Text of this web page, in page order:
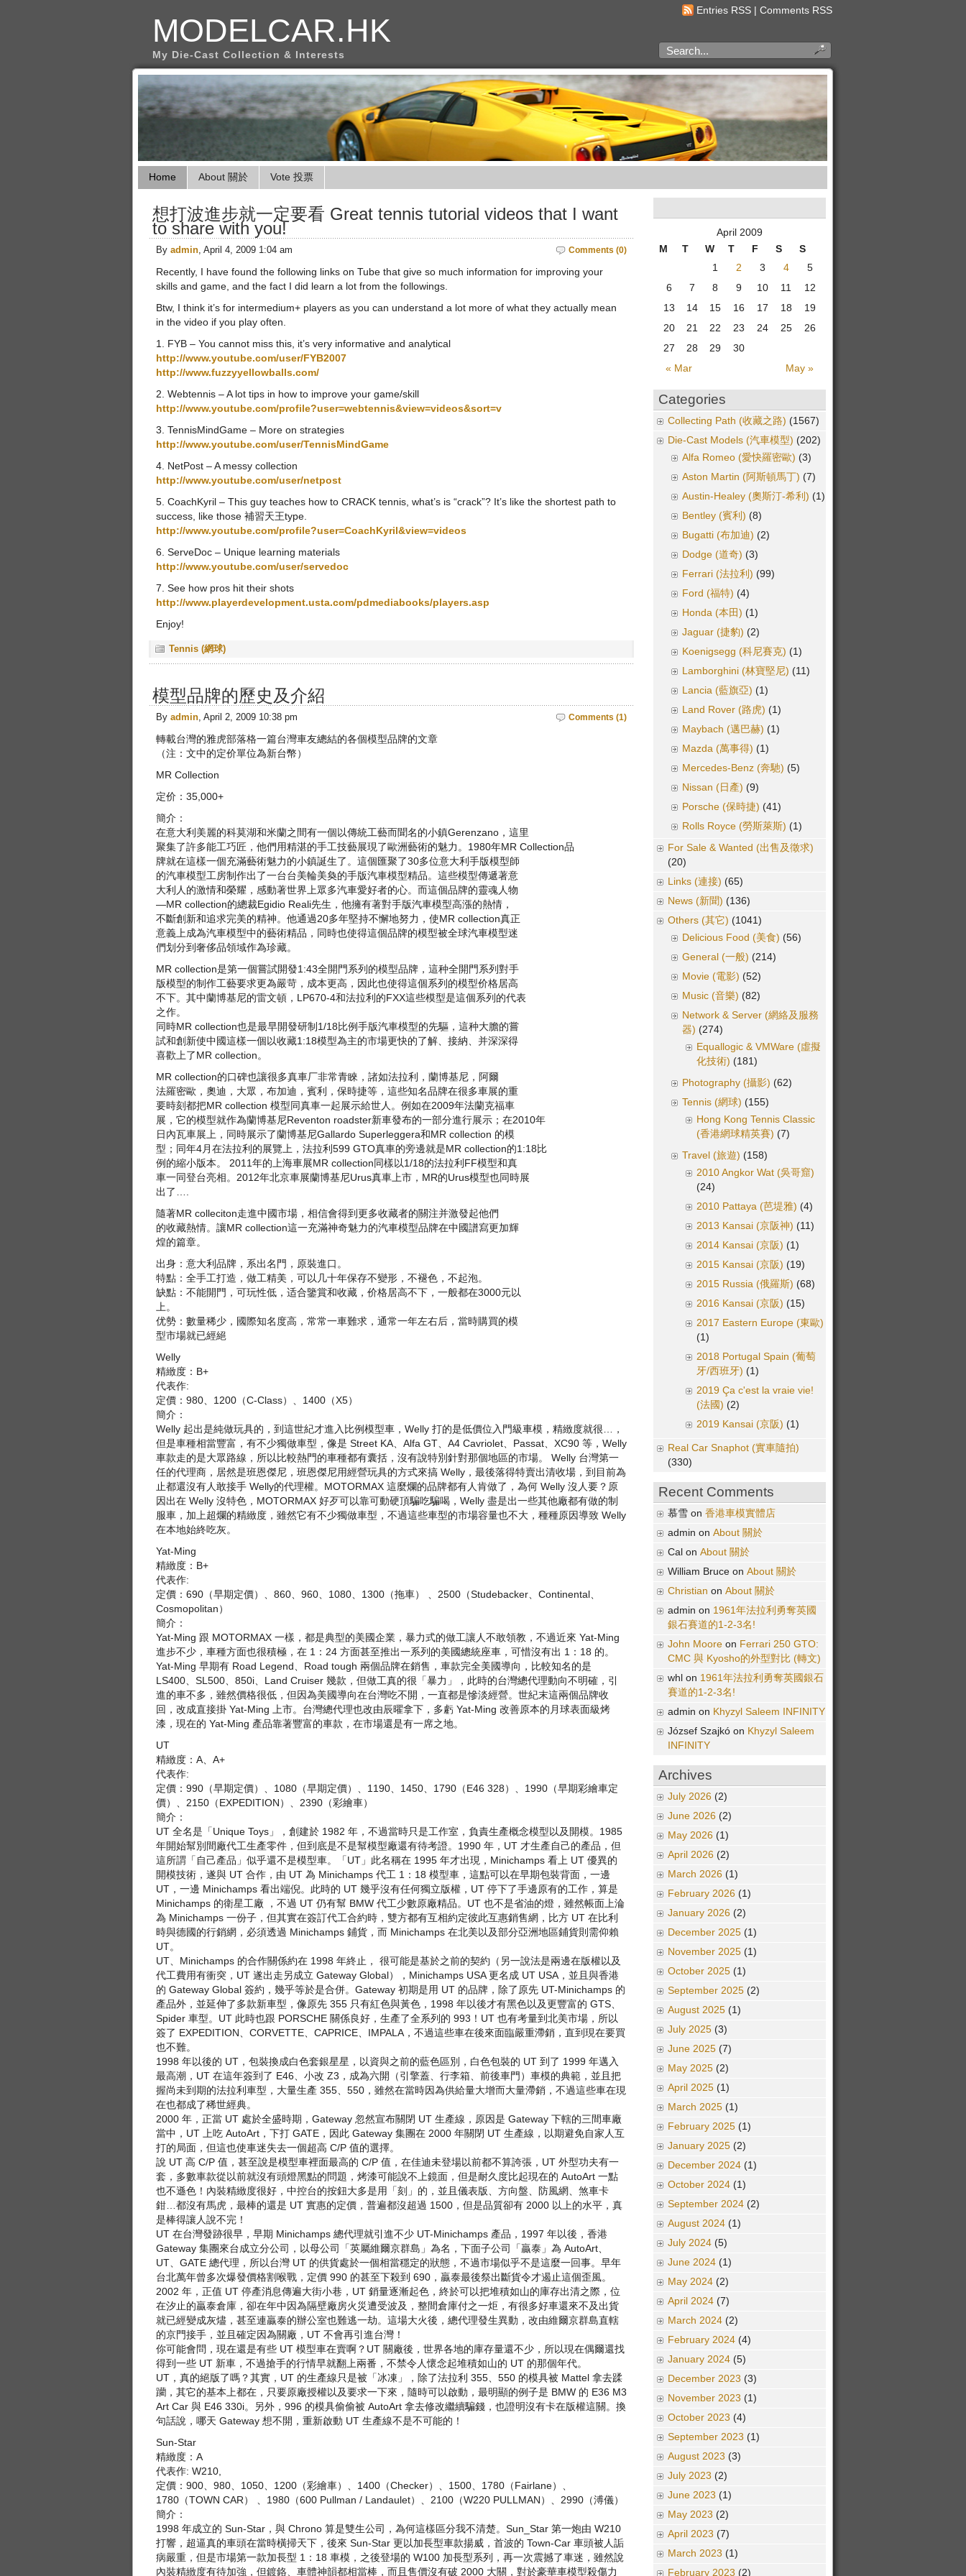
Entries RSS | Comments RSS
MODELCAR.HK
My Die-Cast Collection & Interests
Home About 關於 Vote 投票
想打波進步就一定要看 Great tennis tutorial videos that I want
to share with you!
Comments (0)
By admin, April 4, 2009 1:04 am
Recently, I have found the following links on Tube that give so much information for improving your
skills and game, and the fact I did learn a lot from the followings.
Btw, I think it’s for intermedium+ players as you can understand a lot more of what they actually mean
in the video if you play often.
1. FYB – You cannot miss this, it’s very informative and analytical
http://www.youtube.com/user/FYB2007
http://www.fuzzyyellowballs.com/
2. Webtennis – A lot tips in how to improve your game/skill
http://www.youtube.com/profile?user=webtennis&view=videos&sort=v
3. TennisMindGame – More on strategies
http://www.youtube.com/user/TennisMindGame
4. NetPost – A messy collection
http://www.youtube.com/user/netpost
5. CoachKyril – This guy teaches how to CRACK tennis, what’s is “crack”? It’s like the shortest path to
success, like those 補習天王type.
http://www.youtube.com/profile?user=CoachKyril&view=videos
6. ServeDoc – Unique learning materials
http://www.youtube.com/user/servedoc
7. See how pros hit their shots
http://www.playerdevelopment.usta.com/pdmediabooks/players.asp
Enjoy!
Tennis (網球)
模型品牌的歷史及介紹
Comments (1)
By admin, April 2, 2009 10:38 pm
轉載台灣的雅虎部落格一篇台灣車友總結的各個模型品牌的文章
（注：文中的定价單位為新台幣）
MR Collection
定价：35,000+
簡介：
在意大利美麗的科莫湖和米蘭之間有一個以傳統工藝而聞名的小鎮Gerenzano，這里
聚集了許多能工巧匠，他們用精湛的手工技藝展現了歐洲藝術的魅力。1980年MR Collection品
牌就在這樣一個充滿藝術魅力的小鎮誕生了。這個匯聚了30多位意大利手版模型師
的汽車模型工房制作出了一台台美輪美奐的手版汽車模型精品。這些模型傳遞著意
大利人的激情和榮耀，感動著世界上眾多汽車愛好者的心。而這個品牌的靈魂人物
—MR collection的總裁Egidio Reali先生，他擁有著對手版汽車模型高漲的熱情，
不斷創新和追求完美的精神。他通過20多年堅持不懈地努力，使MR collection真正
意義上成為汽車模型中的藝術精品，同時也使得這個品牌的模型被全球汽車模型迷
們划分到奢侈品領域作為珍藏。
MR collection是第一個嘗試開發1:43全開門系列的模型品牌，這种全開門系列對手
版模型的制作工藝要求更為嚴苛，成本更高，因此也使得這個系列的模型价格居高
不下。其中蘭博基尼的雷文頓，LP670-4和法拉利的FXX這些模型是這個系列的代表
之作。
同時MR collection也是最早開發研制1/18比例手版汽車模型的先驅，這种大膽的嘗
試和創新使中國這樣一個以收藏1:18模型為主的市場更快的了解、接納、并深深得
喜歡上了MR collection。
MR collection的口碑也讓很多真車厂非常青睞，諸如法拉利，蘭博基尼，阿爾
法羅密歐，奧迪，大眾，布加迪，賓利，保時捷等，這些知名品牌在很多車展的重
要時刻都把MR collection 模型同真車一起展示給世人。例如在2009年法蘭克福車
展，它的模型就作為蘭博基尼Reventon roadster新車發布的一部分進行展示；在2010年
日內瓦車展上，同時展示了蘭博基尼Gallardo Superleggera和MR collection 的模
型；同年4月在法拉利的展覽上，法拉利599 GTO真車的旁邊就是MR collection的1:18比
例的縮小版本。 2011年的上海車展MR collection同樣以1/18的法拉利FF模型和真
車一同登台亮相。2012年北京車展蘭博基尼Urus真車上市，MR的Urus模型也同時展
出了….
隨著MR colleciton走進中國市場，相信會得到更多收藏者的關注并激發起他們
的收藏熱情。讓MR collection這一充滿神奇魅力的汽車模型品牌在中國譜寫更加輝
煌的篇章。
出身：意大利品牌，系出名門，原裝進口。
特點：全手工打造，做工精美，可以几十年保存不變形，不褪色，不起泡。
缺點：不能開門，可玩性低，适合鑒賞和收藏，价格居高不下，一般都在3000元以
上。
优勢：數量稀少，國際知名度高，常常一車難求，通常一年左右后，當時購買的模
型市場就已經絕
Welly
精緻度：B+
代表作:
定價：980、1200（C-Class）、1400（X5）
簡介：
Welly 起出是純做玩具的，到這世紀才進入比例模型車，Welly 打的是低價位入門級車模，精緻度就很…，
但是車種相當豐富，有不少獨做車型，像是 Street KA、Alfa GT、A4 Cavriolet、Passat、XC90 等，Welly
車款走的是大眾路線，所以比較熱門的車種都有囊括，沒有說特別針對那個地區的市場。 Welly 台灣第一
任的代理商，居然是班恩傑尼，班恩傑尼用經營玩具的方式來搞 Welly，最後落得特賣出清收場，到目前為
止都還沒有人敢接手 Welly的代理權。MOTORMAX 這麼爛的品牌都有人肯做了，為何 Welly 沒人要？原
因出在 Welly 沒特色，MOTORMAX 好歹可以靠可動硬頂騙吃騙喝，Welly 盡是出一些其他廠都有做的制
服車，加上超爛的精緻度，雖然它有不少獨做車型，不過這些車型的市場容量也不大，種種原因導致 Welly
在本地始終吃灰。
Yat-Ming
精緻度：B+
代表作:
定價：690（早期定價）、860、960、1080、1300（拖車） 、2500（Studebacker、Continental、
Cosmopolitan）
簡介：
Yat-Ming 跟 MOTORMAX 一樣，都是典型的美國企業，暴力式的做工讓人不敢領教，不過近來 Yat-Ming
進步不少，車種方面也很積極，在 1：24 方面甚至推出一系列的美國總統座車，可惜沒有出 1：18 的。
Yat-Ming 早期有 Road Legend、Road tough 兩個品牌在銷售，車款完全美國導向，比較知名的是
LS400、SL500、850i、Land Cruiser 幾款，但做工真的很「暴力」，此時的台灣總代理動向不明確，引
進的車不多，雖然價格很低，但因為美國導向在台灣吃不開，一直都是慘淡經營。世紀末這兩個品牌收
回，改成直接掛 Yat-Ming 上市。台灣總代理也改由辰曜拿下，多虧 Yat-Ming 改善原本的月球表面級烤
漆，現在的 Yat-Ming 產品靠著豐富的車款，在市場還是有一席之地。
UT
精緻度：A、A+
代表作:
定價：990（早期定價）、1080（早期定價）、1190、1450、1790（E46 328）、1990（早期彩繪車定
價）、2150（EXPEDITION）、2390（彩繪車）
簡介：
UT 全名是「Unique Toys」，創建於 1982 年，不過當時只是工作室，負責生產概念模型以及開模。1985
年開始幫別間廠代工生產零件，但到底是不是幫模型廠還有待考證。1990 年，UT 才生產自己的產品，但
這所謂「自己產品」似乎還不是模型車。「UT」此名稱在 1995 年才出現，Minichamps 看上 UT 優異的
開模技術，遂與 UT 合作，由 UT 為 Minichamps 代工 1：18 模型車，這點可以在早期包裝背面，一邊
UT，一邊 Minichamps 看出端倪。此時的 UT 幾乎沒有任何獨立版權，UT 停下了手邊原有的工作，算是
Minichamps 的衛星工廠 ，不過 UT 仍有幫 BMW 代工少數原廠精品。UT 也不是省油的燈，雖然帳面上淪
為 Minichamps 一份子，但其實在簽訂代工合約時，雙方都有互相約定彼此互惠銷售網，比方 UT 在比利
時與德國的行銷網，必須透過 Minichamps 鋪貨，而 Minichamps 在北美以及部分亞洲地區鋪貨則需仰賴
UT。
UT、Minichamps 的合作關係約在 1998 年終止， 很可能是基於之前的契約（另一說法是兩邊在版權以及
代工費用有衝突，UT 遂出走另成立 Gateway Global），Minichamps USA 更名成 UT USA，並且與香港
的 Gateway Global 簽約，幾乎等於是合併。Gateway 初期是用 UT 的品牌，除了原先 UT-Minichamps 的
產品外，並延伸了多款新車型，像原先 355 只有紅色與黃色，1998 年以後才有黑色以及更豐富的 GTS、
Spider 車型。UT 此時也跟 PORSCHE 關係良好，生產了全系列的 993！UT 也有考量到北美市場，所以
簽了 EXPEDITION、CORVETTE、CAPRICE、IMPALA，不過這些車在後來面臨嚴重滯銷，直到現在要買
也不難。
1998 年以後的 UT，包裝換成白色套銀星星，以資與之前的藍色區別，白色包裝的 UT 到了 1999 年邁入
最高潮，UT 在這年簽到了 E46、小改 Z3，成為六開（引擎蓋、行李箱、前後車門）車模的典範，並且把
握尚未到期的法拉利車型，大量生產 355、550，雖然在當時因為供給量大增而大量滯銷，不過這些車在現
在也都成了稀世經典。
2000 年，正當 UT 處於全盛時期，Gateway 忽然宣布關閉 UT 生產線，原因是 Gateway 下轄的三間車廠
當中，UT 上吃 AutoArt，下打 GATE，因此 Gateway 集團在 2000 年關閉 UT 生產線，以期避免自家人互
打的局面，但這也使車迷失去一個超高 C/P 值的選擇。
說 UT 高 C/P 值，甚至說是模型車裡面最高的 C/P 值，在佳迪未登場以前都不算誇張，UT 外型功夫有一
套，多數車款從以前就沒有頭燈黑點的問題，烤漆可能說不上鏡面，但是耐久度比起現在的 AutoArt 一點
也不遜色！內裝精緻度很好，中控台的按鈕大多是用「刻」的，並且儀表版、方向盤、防風網、煞車卡
鉗…都沒有馬虎，最棒的還是 UT 實惠的定價，普遍都沒超過 1500，但是品質卻有 2000 以上的水平，真
是棒得讓人說不完！
UT 在台灣發跡很早，早期 Minichamps 總代理就引進不少 UT-Minichamps 產品，1997 年以後，香港
Gateway 集團來台成立分公司，以母公司「英屬維爾京群島」為名，下面子公司「贏泰」為 AutoArt、
UT、GATE 總代理，所以台灣 UT 的供貨處於一個相當穩定的狀態，不過市場似乎不是這麼一回事。早年
台北萬年曾多次爆發價格割喉戰，定價 990 的甚至下殺到 690，贏泰最後祭出斷貨令才遏止這個歪風。
2002 年，正值 UT 停產消息傳遍大街小巷，UT 銷量逐漸起色，終於可以把堆積如山的庫存出清之際，位
在汐止的贏泰倉庫，卻在年中因為隔壁廠房火災遭受波及，整間倉庫付之一炬，有很多好車還來不及出貨
就已經變成灰燼，甚至連贏泰的辦公室也難逃一劫。這場大火後，總代理發生異動，改由維爾京群島直轄
的京門接手，並且確定因為關廠，UT 不會再引進台灣！
你可能會問，現在還是有些 UT 模型車在賣啊？UT 關廠後，世界各地的庫存量還不少，所以現在偶爾還找
得到一些 UT 新車，不過搶手的行情早就翻上兩番，不禁令人懷念起堆積如山的 UT 的那個年代。
UT，真的絕版了嗎？其實，UT 的生產線只是被「冰凍」，除了法拉利 355、550 的模具被 Mattel 拿去蹂
躪，其它的基本上都在，只要原廠授權以及要求一下來，隨時可以啟動，最明顯的例子是 BMW 的 E36 M3
Art Car 與 E46 330i。另外，996 的模具偷偷被 AutoArt 拿去修改繼續騙錢，也證明沒有卡在版權這關。換
句話說，哪天 Gateway 想不開，重新啟動 UT 生產線不是不可能的！
Sun-Star
精緻度：A
代表作: W210,
定價：900、980、1050、1200（彩繪車）、1400（Checker）、1500、1780（Fairlane）、
1780（TOWN CAR） 、1980（600 Pullman / Landaulet）、2100（W220 PULLMAN）、2990（溥儀）
簡介：
1998 年成立的 Sun-Star，與 Chrono 算是雙生公司，為何這樣區分我不清楚。Sun_Star 第一炮由 W210
打響，超逼真的車頭在當時橫掃天下，後來 Sun-Star 更以加長型車款揚威，首波的 Town-Car 車頭被人詬
病嚴重，但是市場第一款加長型 1：18 車模，之後登場的 W100 加長型系列，再一次震撼了車迷，雖然說
內裝精緻度有待加強，但鍍鉻、車體神韻都相當棒，而且售價沒有破 2000 大關，對於豪華車模型殺傷力
April 2009
M
T W T F S S
« Mar May »
1 2 3 4
5
6
7 8 9 10 11
12
13
14 15 16 17 18
19
20
21 22 23 24 25
26
27
28 29 30
Categories
Collecting Path (收藏之路) (1567)
Die-Cast Models (汽車模型) (202)
Alfa Romeo (愛快羅密歐) (3)
Aston Martin (阿斯頓馬丁) (7)
Austin-Healey (奧斯汀-希利) (1)
Bentley (賓利) (8)
Bugatti (布加迪) (2)
Dodge (道奇) (3)
Ferrari (法拉利) (99)
Ford (福特) (4)
Honda (本田) (1)
Jaguar (捷豹) (2)
Koenigsegg (科尼賽克) (1)
Lamborghini (林寶堅尼) (11)
Lancia (藍旗亞) (1)
Land Rover (路虎) (1)
Maybach (邁巴赫) (1)
Mazda (萬事得) (1)
Mercedes-Benz (奔馳) (5)
Nissan (日產) (9)
Porsche (保時捷) (41)
Rolls Royce (勞斯萊斯) (1)
For Sale & Wanted (出售及徵求)
(20)
Links (連接) (65)
News (新聞) (136)
Others (其它) (1041)
Delicious Food (美食) (56)
General (一般) (214)
Movie (電影) (52)
Music (音樂) (82)
Network & Server (網絡及服務
器) (274)
Equallogic & VMWare (虛擬
化技術) (181)
Photography (攝影) (62)
Tennis (網球) (155)
Hong Kong Tennis Classic
(香港網球精英賽) (7)
Travel (旅遊) (158)
2010 Angkor Wat (吳哥窟)
(24)
2010 Pattaya (芭堤雅) (4)
2013 Kansai (京阪神) (11)
2014 Kansai (京阪) (1)
2015 Kansai (京阪) (19)
2015 Russia (俄羅斯) (68)
2016 Kansai (京阪) (15)
2017 Eastern Europe (東歐)
(1)
2018 Portugal Spain (葡萄
牙/西班牙) (1)
2019 Ça c'est la vraie vie!
(法國) (2)
2019 Kansai (京阪) (1)
Real Car Snaphot (實車隨拍)
(330)
Recent Comments
慕雪 on 香港車模實體店
admin on About 關於
Cal on About 關於
William Bruce on About 關於
Christian on About 關於
admin on 1961年法拉利勇奪英國
銀石賽道的1-2-3名!
John Moore on Ferrari 250 GTO:
CMC 與 Kyosho的外型對比 (轉文)
whl on 1961年法拉利勇奪英國銀石
賽道的1-2-3名!
admin on Khyzyl Saleem INFINITY
József Szajkó on Khyzyl Saleem
INFINITY
Archives
July 2026 (2)
June 2026 (2)
May 2026 (1)
April 2026 (2)
March 2026 (1)
February 2026 (1)
January 2026 (2)
December 2025 (1)
November 2025 (1)
October 2025 (1)
September 2025 (2)
August 2025 (1)
July 2025 (3)
June 2025 (7)
May 2025 (2)
April 2025 (1)
March 2025 (1)
February 2025 (1)
January 2025 (2)
December 2024 (1)
October 2024 (1)
September 2024 (2)
August 2024 (1)
July 2024 (5)
June 2024 (1)
May 2024 (2)
April 2024 (7)
March 2024 (2)
February 2024 (4)
January 2024 (5)
December 2023 (3)
November 2023 (1)
October 2023 (4)
September 2023 (1)
August 2023 (3)
July 2023 (2)
June 2023 (1)
May 2023 (2)
April 2023 (7)
March 2023 (1)
February 2023 (2)